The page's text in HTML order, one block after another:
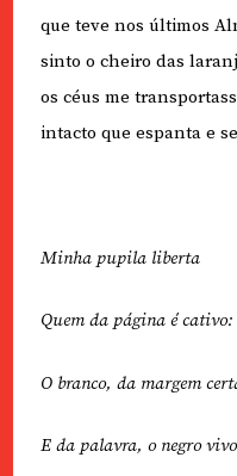
que teve nos últimos
sinto o cheiro das
os céus me
intacto que espanta e
Minha pupila liberta
Quem da página é cativo:
O branco, da margem
E da palavra, o negro